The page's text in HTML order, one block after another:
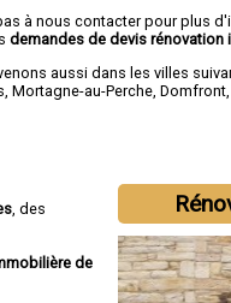
à nous contacter pour plus
demandes de devis rénovation
aussi dans les villes
,Mortagne-au-Perche ,Domfront
, des
de